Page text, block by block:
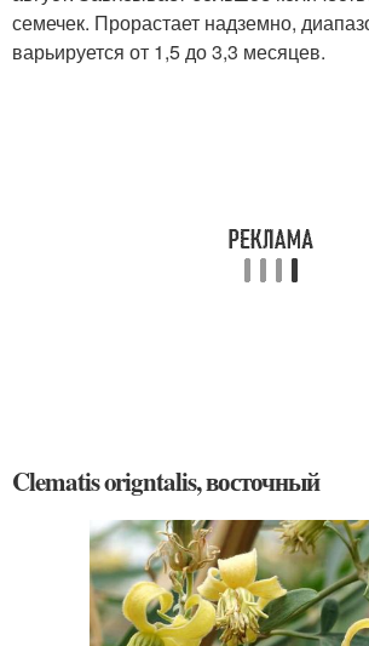
семечек. Прорастает надземно,
варьируется от 1,5 до 3,3 месяцев.
Clematis origntalis, восточный